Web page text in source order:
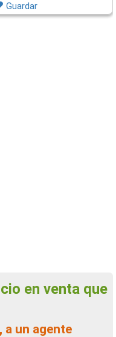
Guardar